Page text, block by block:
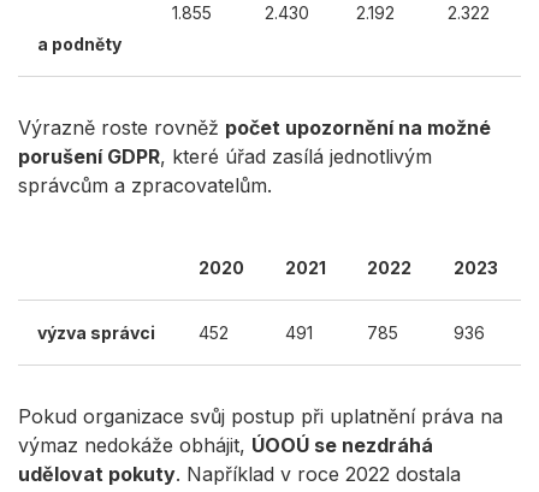
a podněty
1.855 2.430 2.192 2.322
Výrazně roste rovněž počet upozornění na možné
porušení GDPR, které úřad zasílá jednotlivým
správcům a zpracovatelům.
2020 2021 2022 2023
výzva správci 452 491 785 936
Pokud organizace svůj postup při uplatnění práva na
výmaz nedokáže obhájit, ÚOOÚ se nezdráhá
udělovat pokuty. Například v roce 2022 dostala